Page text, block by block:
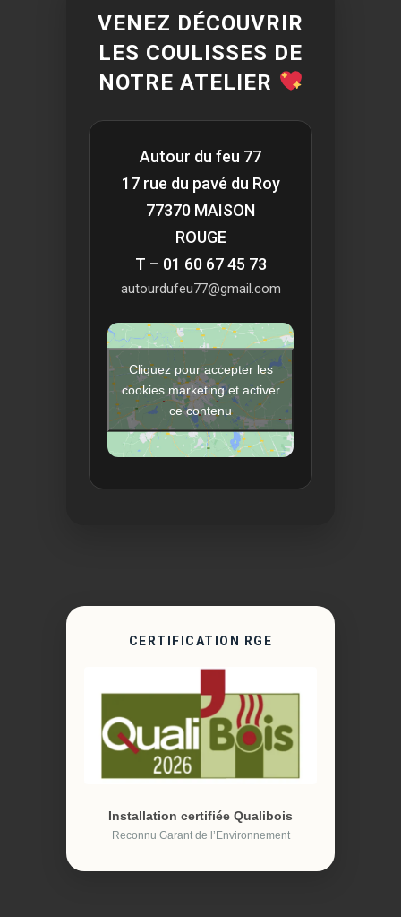
VENEZ DÉCOUVRIR
LES COULISSES DE
NOTRE ATELIER
Autour du feu 77
17 rue du pavé du Roy
77370 MAISON
ROUGE
T – 01 60 67 45 73
autourdufeu77@gmail.com
Cliquez pour accepter les
cookies marketing et activer
ce contenu
CERTIFICATION RGE
Installation certifiée Qualibois
Reconnu Garant de l’Environnement